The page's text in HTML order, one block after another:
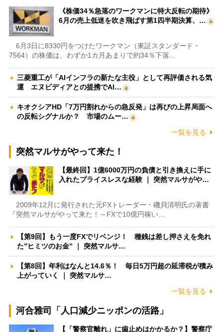
《株価34％急落のワークマンに特大反転の期待》
6月の売上低迷を吹き飛ばす第1四半期決算、…
6月3日に8330円をつけたワークマン（東証スタンダード・
7564）の株価は、わずか1カ月あまりで約34％下落…
三菱重工が「AIインフラの新たな主役」として再評価される気
運 エヌビディアとの提携でAI…
キオクシアHD「7万円割れからの急反発」は再びの上昇局面へ
の反転シグナルか？ 市場のムー…
一覧を見る
突然マルサがやって来た！
【最終回】1億6000万円の負債と引き換えに手に
入れたプライスレスな経験 ｜ 突然マルサがや…
2009年12月に発行された元FXトレーダー・磯貝清明氏の著書
『突然マルサがやって来た！～FXで10億円稼い…
【第9回】もう一度FXでリベンジ！ 種銭は差し押さえを免れ
た”ヒミツのお金” ｜ 突然マルサ…
【第8回】年利はなんと14.6％！ 毎日5万円超の延滞税が積み
上がっていく ｜ 突然マルサ…
一覧を見る
河合雅司「人口減少ニッポンの活路」
【「警察官離れ」に歯止めはかかるか？】警察庁